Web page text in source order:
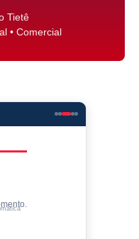
Tietê
• Comercial